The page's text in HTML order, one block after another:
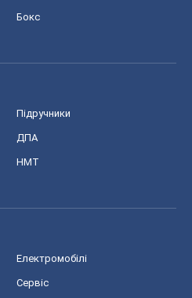
Бокс
Підручники
ДПА
НМТ
Електромобілі
Сервіс